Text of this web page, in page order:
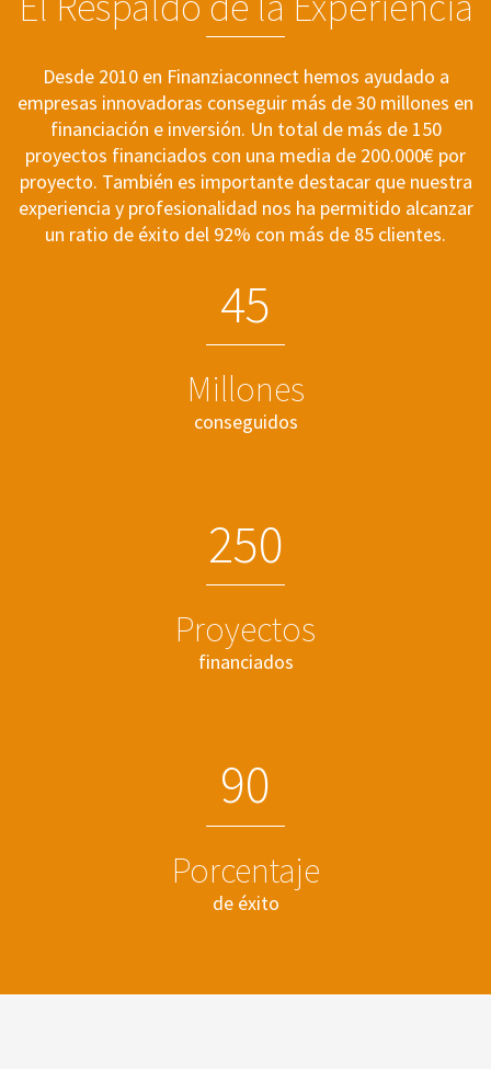
Desde 2010 en Finanziaconnect hemos ayudado a
empresas innovadoras conseguir más de 30 millones en
financiación e inversión. Un total de más de 150
proyectos financiados con una media de 200.000€ por
proyecto. También es importante destacar que nuestra
experiencia y profesionalidad nos ha permitido alcanzar
un ratio de éxito del 92% con más de 85 clientes.
45
Millones
conseguidos
250
Proyectos
financiados
90
Porcentaje
de éxito